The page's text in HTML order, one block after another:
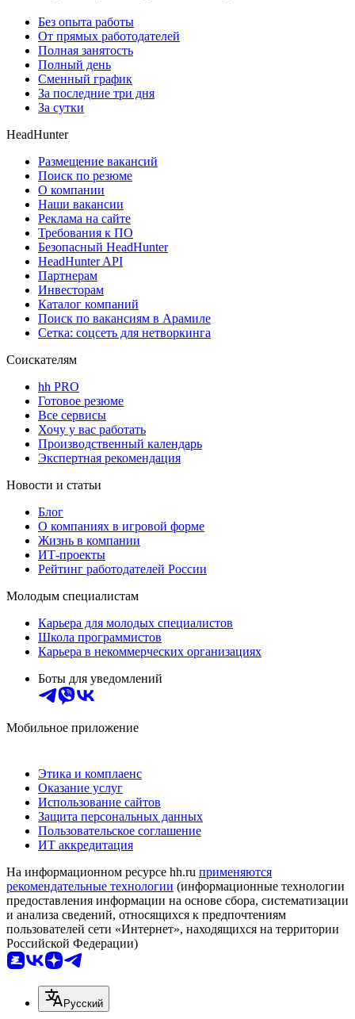
Без опыта работы
От прямых работодателей
Полная занятость
Полный день
Сменный график
За последние три дня
За сутки
HeadHunter
Размещение вакансий
Поиск по резюме
О компании
Наши вакансии
Реклама на сайте
Требования к ПО
Безопасный HeadHunter
HeadHunter API
Партнерам
Инвесторам
Каталог компаний
Поиск по вакансиям в Арамиле
Сетка: соцсеть для нетворкинга
Соискателям
hh PRO
Готовое резюме
Все сервисы
Хочу у вас работать
Производственный календарь
Экспертная рекомендация
Новости и статьи
Блог
О компаниях в игровой форме
Жизнь в компании
ИТ-проекты
Рейтинг работодателей России
Молодым специалистам
Карьера для молодых специалистов
Школа программистов
Карьера в некоммерческих организациях
Боты для уведомлений
Мобильное приложение
Этика и комплаенс
Оказание услуг
Использование сайтов
Защита персональных данных
Пользовательское соглашение
ИТ аккредитация
На информационном ресурсе hh.ru применяются
рекомендательные технологии (информационные технологии
предоставления информации на основе сбора, систематизации
и анализа сведений, относящихся к предпочтениям
пользователей сети «Интернет», находящихся на территории
Российской Федерации)
Русский